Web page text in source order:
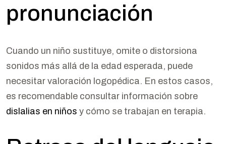
pronunciación
Cuando un niño sustituye, omite o distorsiona
sonidos más allá de la edad esperada, puede
necesitar valoración logopédica. En estos casos,
es recomendable consultar información sobre
dislalias en niños y cómo se trabajan en terapia.